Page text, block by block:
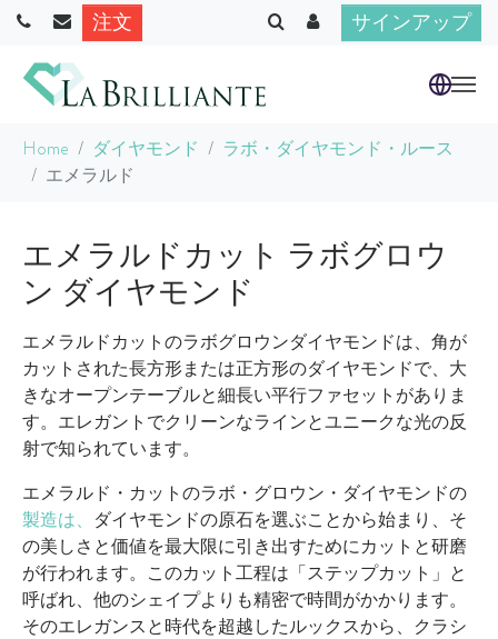
Skip to main content
注文 サインアップ
You are here:
Home ダイヤモンド
ラボ・ダイヤモンド・ルース
エメラルド
エメラルドカット ラボグロウ
ン ダイヤモンド
エメラルドカットのラボグロウンダイヤモンドは、角が
カットされた長方形または正方形のダイヤモンドで、大
きなオープンテーブルと細長い平行ファセットがありま
す。エレガントでクリーンなラインとユニークな光の反
射で知られています。
エメラルド・カットのラボ・グロウン・ダイヤモンドの
製造は、 ダイヤモンドの原石を選ぶことから始まり、そ
の美しさと価値を最大限に引き出すためにカットと研磨
が行われます。このカット工程は「ステップカット」と
呼ばれ、他のシェイプよりも精密で時間がかかります。
そのエレガンスと時代を超越したルックスから、クラシ